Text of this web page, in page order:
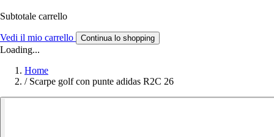
Subtotale carrello
Vedi il mio carrello Continua lo shopping
Loading...
Home
/ Scarpe golf con punte adidas R2C 26